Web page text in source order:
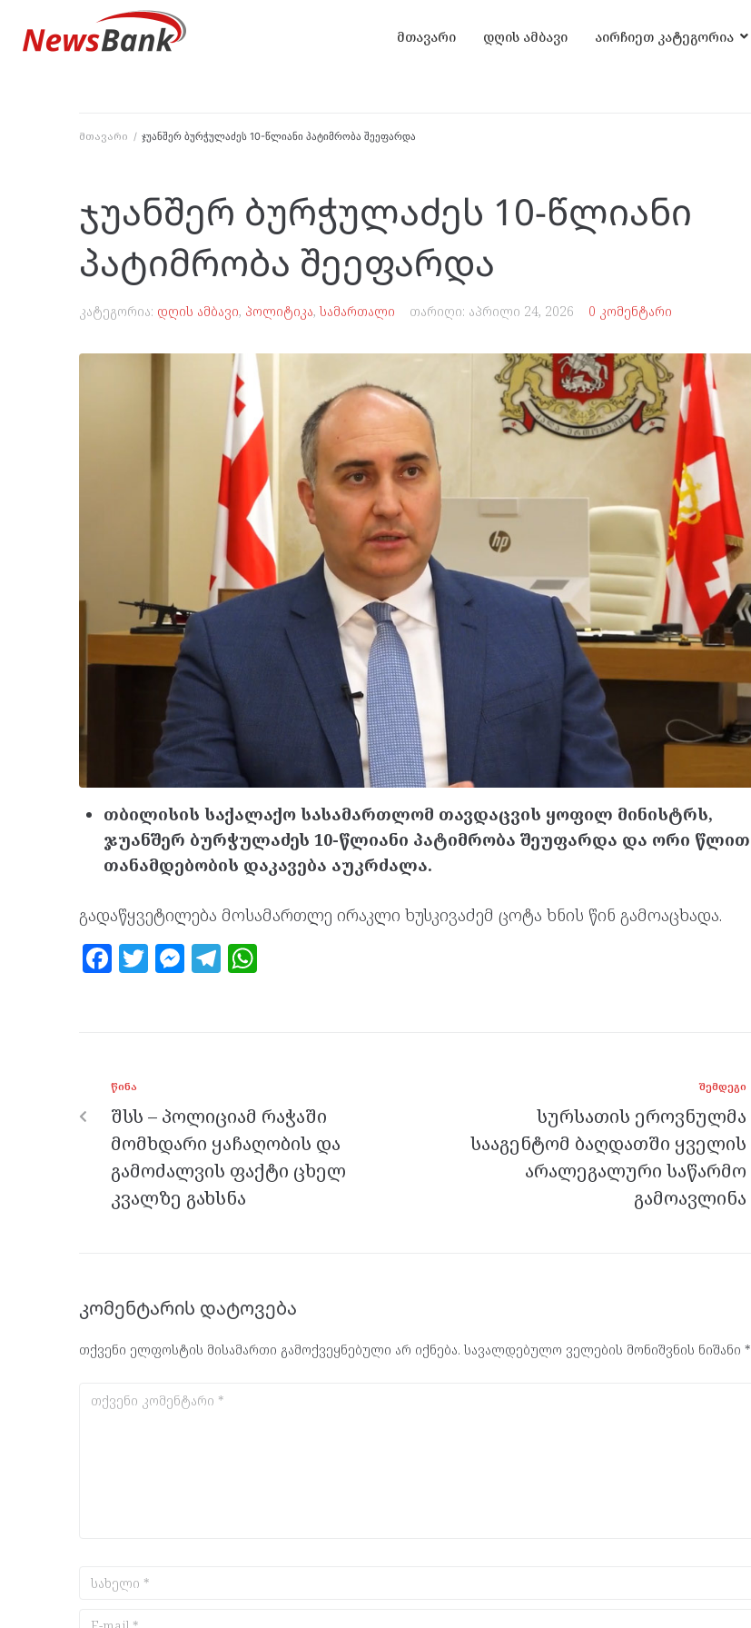
მთავარი დღის ამბავი აირჩიეთ კატეგორია
მთავარი / ჯუანშერ ბურჭულაძეს 10-წლიანი პატიმრობა შეეფარდა
ჯუანშერ ბურჭულაძეს 10-წლიანი
პატიმრობა შეეფარდა
კატეგორია: დღის ამბავი, პოლიტიკა, სამართალი თარიღი: აპრილი 24, 2026 0 კომენტარი
თბილისის საქალაქო სასამართლომ თავდაცვის ყოფილ მინისტრს,
ჯუანშერ ბურჭულაძეს 10-წლიანი პატიმრობა შეუფარდა და ორი წლით
თანამდებობის დაკავება აუკრძალა.
გადაწყვეტილება მოსამართლე ირაკლი ხუსკივაძემ ცოტა ხნის წინ გამოაცხადა.
F
o
o
k
T M
er
T
m p
p
ᲬᲘᲜᲐ
შსს – პოლიციამ რაჭაში
მომხდარი ყაჩაღობის და
გამოძალვის ფაქტი ცხელ
კვალზე გახსნა
ᲨᲔᲛᲓᲔᲒᲘ
სურსათის ეროვნულმა
სააგენტომ ბაღდათში ყველის
არალეგალური საწარმო
გამოავლინა
კომენტარის დატოვება
თქვენი ელფოსტის მისამართი გამოქვეყნებული არ იქნება. სავალდებულო ველების მონიშვნის ნიშანი *